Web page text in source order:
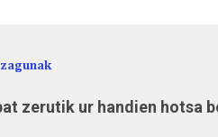
zerutik ur handien hotsa